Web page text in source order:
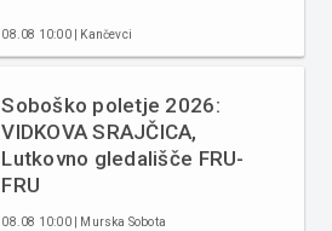
08.08 10:00 | Kančevci
Soboško poletje 2026:
VIDKOVA SRAJČICA,
Lutkovno gledališče FRU-
FRU
08.08 10:00 | Murska Sobota